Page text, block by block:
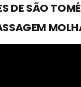
DE SÃO